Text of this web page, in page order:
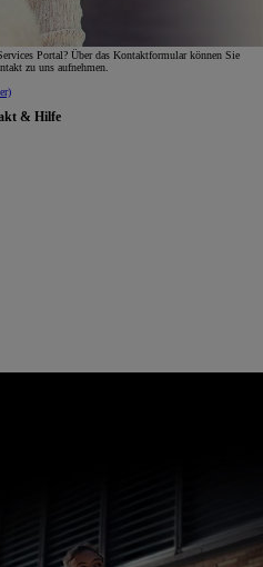
Portal? Über das Kontaktformular können Sie
zu uns aufnehmen.
& Hilfe